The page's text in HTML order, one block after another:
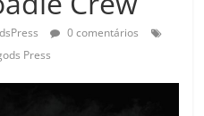
0 comentários
Press